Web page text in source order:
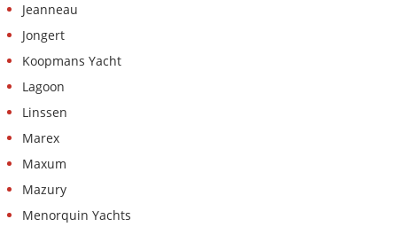
Jeanneau
Jongert
Koopmans Yacht
Lagoon
Linssen
Marex
Maxum
Mazury
Menorquin Yachts